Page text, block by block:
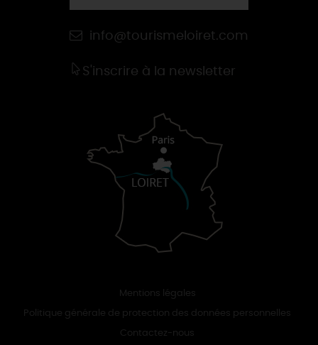
info@tourismeloiret.com
S'inscrire à la newsletter
Mentions légales
Politique générale de protection des données personnelles
Contactez-nous